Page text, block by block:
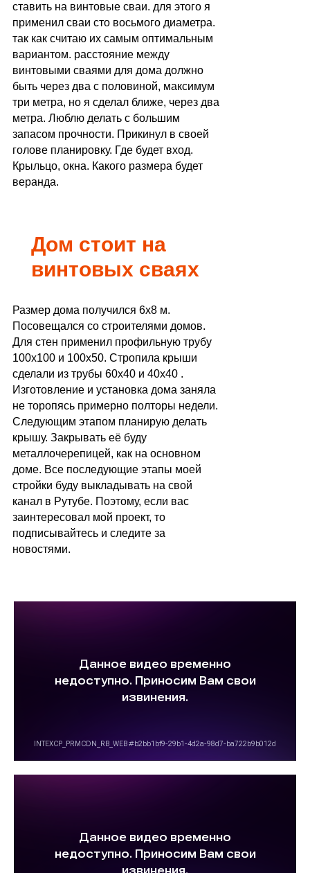
ставить на винтовые сваи. для этого я
применил сваи сто восьмого диаметра.
так как считаю их самым оптимальным
вариантом. расстояние между
винтовыми сваями для дома должно
быть через два с половиной, максимум
три метра, но я сделал ближе, через два
метра. Люблю делать с большим
запасом прочности. Прикинул в своей
голове планировку. Где будет вход.
Крыльцо, окна. Какого размера будет
веранда.
Дом стоит на
винтовых сваях
Размер дома получился 6х8 м.
Посовещался со строителями домов.
Для стен применил профильную трубу
100х100 и 100х50. Стропила крыши
сделали из трубы 60х40 и 40х40 .
Изготовление и установка дома заняла
не торопясь примерно полторы недели.
Следующим этапом планирую делать
крышу. Закрывать её буду
металлочерепицей, как на основном
доме. Все последующие этапы моей
стройки буду выкладывать на свой
канал в Рутубе. Поэтому, если вас
заинтересовал мой проект, то
подписывайтесь и следите за
новостями.